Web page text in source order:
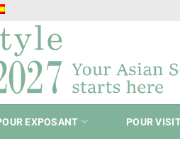
EXPOSANT POUR